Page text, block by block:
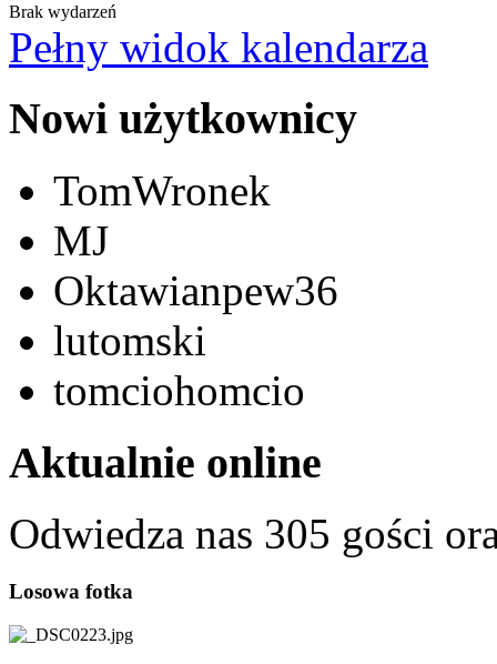
Brak wydarzeń
Pełny widok kalendarza
Nowi użytkownicy
TomWronek
MJ
Oktawianpew36
lutomski
tomciohomcio
Aktualnie online
Odwiedza nas 305 gości
Losowa fotka